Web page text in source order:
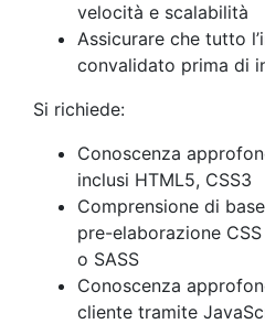
velocità e scalabilità
Assicurare che tutto
convalidato prima di
Si richiede:
Conoscenza
inclusi HTML5, CSS3
Comprensione di
pre-elaborazione
o SASS
Conoscenza
cliente tramite